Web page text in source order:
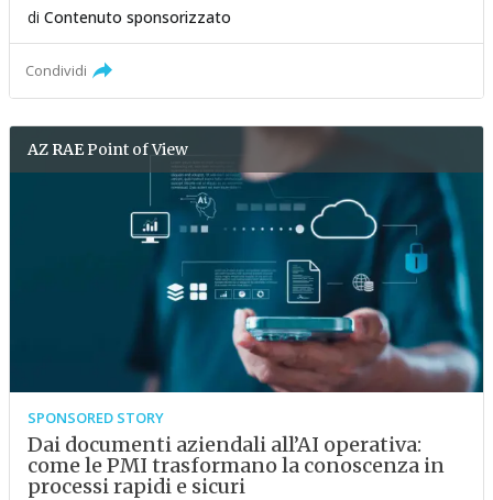
di Contenuto sponsorizzato
Condividi
AZ RAEPoint of View
SPONSORED STORY
Dai documenti aziendali all’AI operativa:
come le PMI trasformano la conoscenza in
processi rapidi e sicuri